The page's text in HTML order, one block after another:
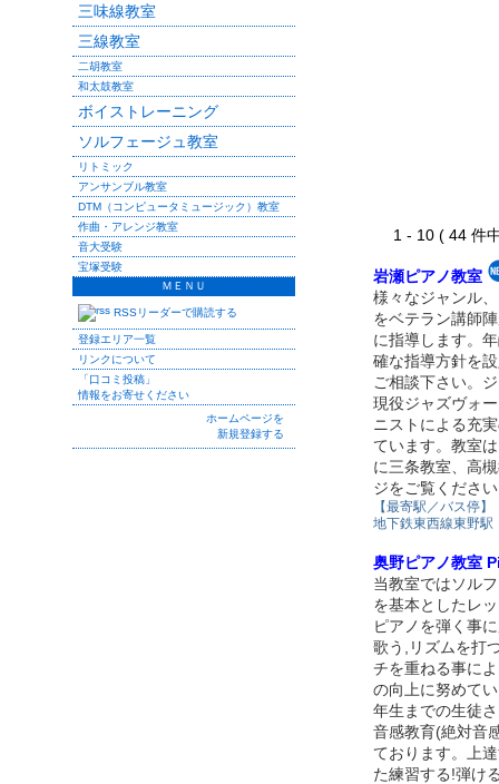
1 - 10 ( 44 件
岩瀬ピアノ教室
様々なジャンル
をベテラン講師
に指導します。
確な指導方針を
ご相談下さい。
現役ジャズヴォ
ニストによる充
ています。教室
に三条教室、高
ジをご覧くださ
【最寄駅／バス停】
地下鉄東西線東野駅
奥野ピアノ教室
当教室ではソル
を基本としたレ
ピアノを弾く事
歌う,リズムを打
チを重ねる事に
の向上に努めて
年生までの生徒
音感教育(絶対音
ております。上
た練習する!弾け
三味線教室
三線教室
二胡教室
和太鼓教室
ボイストレーニング
ソルフェージュ教室
リトミック
アンサンブル教室
DTM（コンピュータミュージック）教室
作曲・アレンジ教室
音大受験
宝塚受験
ＭＥＮＵ
RSSリーダーで購読する
登録エリア一覧
リンクについて
「口コミ投稿」
情報をお寄せください
ホームページを
新規登録する